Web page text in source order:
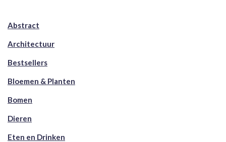
Abstract
Architectuur
Bestsellers
Bloemen & Planten
Bomen
Dieren
Eten en Drinken